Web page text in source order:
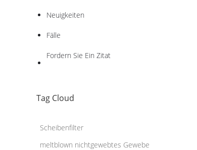
Neuigkeiten
Fälle
Fordern Sie Ein Zitat
Tag Cloud
Scheibenfilter
meltblown nichtgewebtes Gewebe